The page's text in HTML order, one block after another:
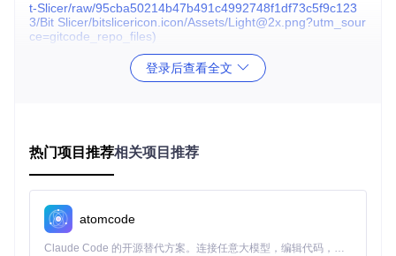
t-Slicer/raw/95cba50214b47b491c4992748f1df73c5f9c123
3/Bit Slicer/bitslicericon.icon/Assets/Light@2x.png?utm_sour
ce=gitcode_repo_files)
Bit-Slicer工具图标 - 象征着精确切割和修改二进制数据的能力
位内存泄漏、分析程序行为、理解数据结构。
基础操作：内存修改的入门指南
定位目标进程：建立连接
要开始使用Bit-Slicer，首先需要将其连接到目标应用程序：
登录后查看全文
热门项目推荐相关项目推荐
atomcode
Claude Code 的开源替代方案。连接任意大模型，编辑代码，运行命令，自动验证 — 全自动执行。用 Rust 构建，极致性能。 ｜ An open-source alternative to Claude Code. Connect any LLM, edit code, run commands, and verify changes — autonomously. Built in Rust for speed. Get Started